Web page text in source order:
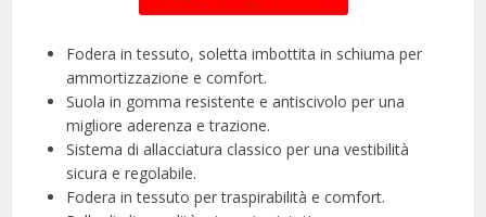
Fodera in tessuto, soletta imbottita in schiuma per
ammortizzazione e comfort.
Suola in gomma resistente e antiscivolo per una
migliore aderenza e trazione.
Sistema di allacciatura classico per una vestibilità
sicura e regolabile.
Fodera in tessuto per traspirabilità e comfort.